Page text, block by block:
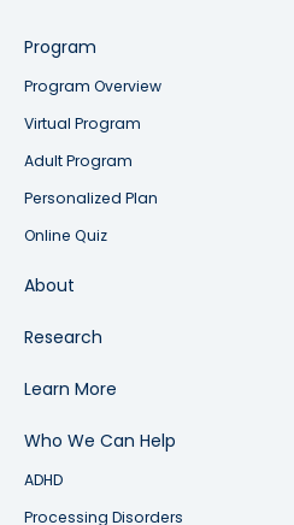
Program
Program Overview
Virtual Program
Adult Program
Personalized Plan
Online Quiz
About
Research
Learn More
Who We Can Help
ADHD
Processing Disorders